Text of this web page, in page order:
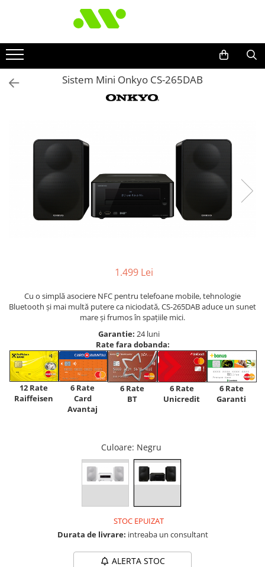
Sistem Mini Onkyo CS-265DAB
1.499 Lei
Cu o simplă asociere NFC pentru telefoane mobile, tehnologie
Bluetooth și mai multă putere ca niciodată, CS-265DAB aduce un sunet
mare și frumos în spațiile mici.
Garantie: 24 luni
Rate fara dobanda:
12 Rate
Raiffeisen
6 Rate
Card
Avantaj
6 Rate
BT
6 Rate
Unicredit
6 Rate
Garanti
Culoare: Negru
STOC EPUIZAT
Durata de livrare: intreaba un consultant
ALERTA STOC